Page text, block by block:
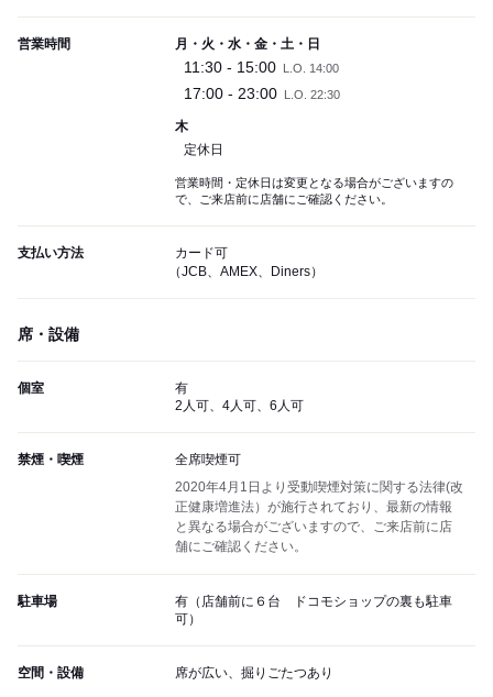
営業時間 月・火・水・金・土・日
11:30 - 15:00 L.O. 14:00
17:00 - 23:00 L.O. 22:30
木
定休日
営業時間・定休日は変更となる場合がございますの
で、ご来店前に店舗にご確認ください。
支払い方法
カード可
（JCB、AMEX、Diners）
席・設備
個室
有
2人可、4人可、6人可
禁煙・喫煙
全席喫煙可
2020年4月1日より受動喫煙対策に関する法律(改
正健康増進法）が施行されており、最新の情報
と異なる場合がございますので、ご来店前に店
舗にご確認ください。
駐車場
有（店舗前に６台 ドコモショップの裏も駐車
可）
空間・設備 席が広い、掘りごたつあり